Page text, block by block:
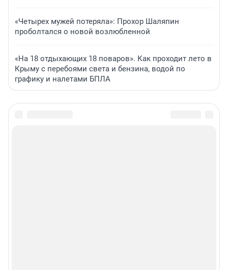
«Четырех мужей потеряла»: Прохор Шаляпин
проболтался о новой возлюбленной
«На 18 отдыхающих 18 поваров». Как проходит лето в
Крыму с перебоями света и бензина, водой по
графику и налетами БПЛА